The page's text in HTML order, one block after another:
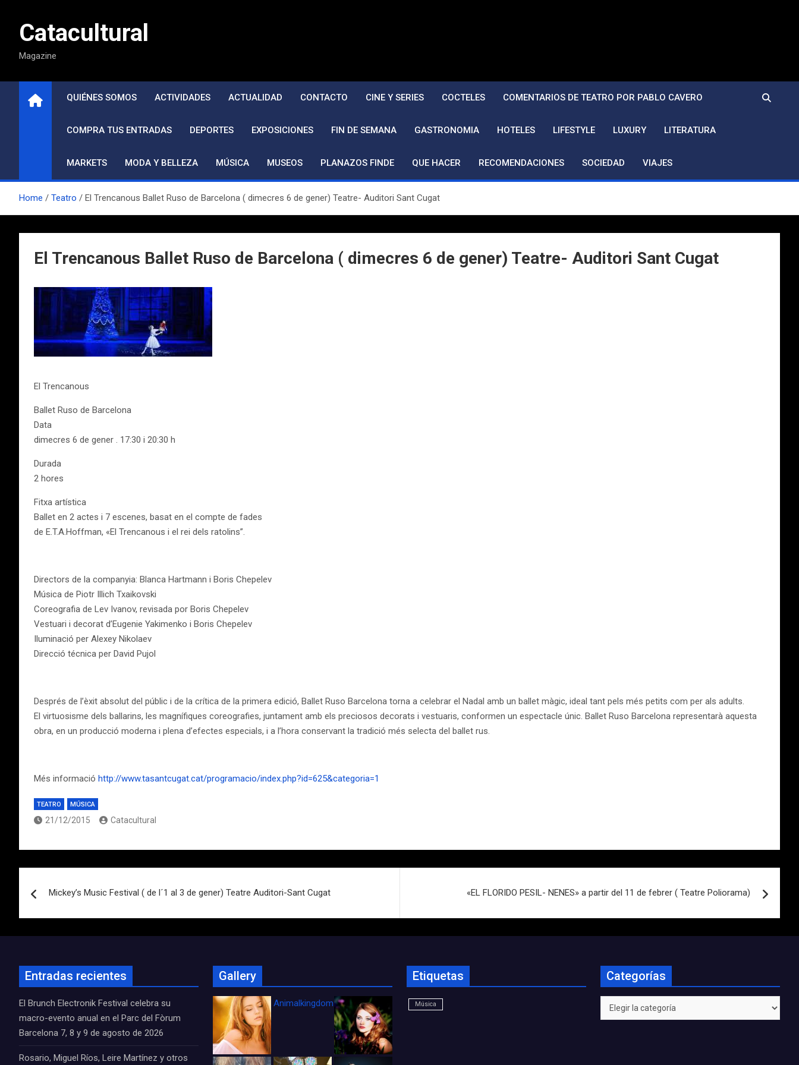
contenidoCatacultural
Magazine
QUIÉNES SOMOS ACTIVIDADES ACTUALIDAD CONTACTO CINE Y SERIES COCTELES COMENTARIOS DE TEATRO POR PABLO CAVERO
COMPRA TUS ENTRADAS DEPORTES EXPOSICIONES FIN DE SEMANA GASTRONOMIA HOTELES LIFESTYLE LUXURY LITERATURA
MARKETS MODA Y BELLEZA MÚSICA MUSEOS PLANAZOS FINDE QUE HACER RECOMENDACIONES SOCIEDAD VIAJES
Home Teatro El Trencanous Ballet Ruso de Barcelona ( dimecres 6 de gener) Teatre- Auditori Sant Cugat
El Trencanous Ballet Ruso de Barcelona ( dimecres 6 de gener) Teatre- Auditori Sant Cugat
El Trencanous
Ballet Ruso de Barcelona
Data
dimecres 6 de gener . 17:30 i 20:30 h
Durada
2 hores
Fitxa artística
Ballet en 2 actes i 7 escenes, basat en el compte de fades
de E.T.A.Hoffman, «El Trencanous i el rei dels ratolins”.
Directors de la companyia: Blanca Hartmann i Boris Chepelev
Música de Piotr Illich Txaikovski
Coreografia de Lev Ivanov, revisada por Boris Chepelev
Vestuari i decorat d’Eugenie Yakimenko i Boris Chepelev
Iluminació per Alexey Nikolaev
Direcció técnica per David Pujol
Després de l’èxit absolut del públic i de la crítica de la primera edició, Ballet Ruso Barcelona torna a celebrar el Nadal amb un ballet màgic, ideal tant pels més petits com per als adults.
El virtuosisme dels ballarins, les magnífiques coreografies, juntament amb els preciosos decorats i vestuaris, conformen un espectacle únic. Ballet Ruso Barcelona representarà aquesta
obra, en un producció moderna i plena d’efectes especials, i a l’hora conservant la tradició més selecta del ballet rus.
Més informació http://www.tasantcugat.cat/programacio/index.php?id=625&categoria=1
TEATRO MÚSICA
21/12/2015 Catacultural
de
Mickey’s Music Festival ( de l´1 al 3 de gener) Teatre Auditori-Sant Cugat «EL FLORIDO PESIL- NENES» a partir del 11 de febrer ( Teatre Poliorama)
Entradas recientes
El Brunch Electronik Festival celebra su
macro-evento anual en el Parc del Fòrum
Barcelona 7, 8 y 9 de agosto de 2026
Rosario, Miguel Ríos, Leire Martínez y otros
Gallery
Animalkingdom_FichaCine
Etiquetas
Música
Categorías
Categorías